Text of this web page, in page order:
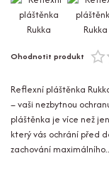
Ohodnotit produkt
Reflexní pláštěnka
– vaši nezbytnou
pláštěnka je více než
který vás ochrání před
zachování